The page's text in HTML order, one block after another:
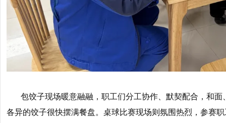
包饺子现场暖意融融，职工们分工协作、默契配合，和
各异的饺子很快摆满餐盘。桌球比赛现场则氛围热烈，参赛